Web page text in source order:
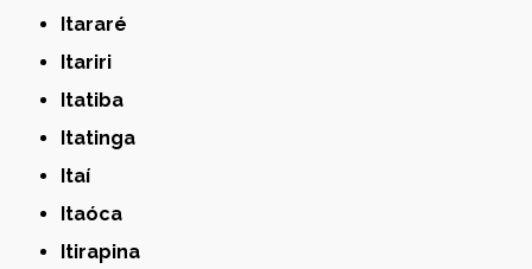
Itararé
Itariri
Itatiba
Itatinga
Itaí
Itaóca
Itirapina